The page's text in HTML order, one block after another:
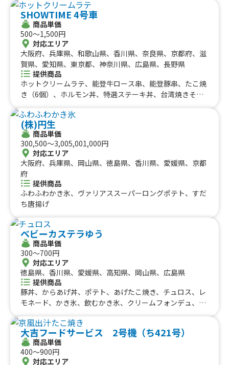
ッペ各種、フィッシュ&チップス、カツサンド、角煮丼、
上海焼きそば、出汁うどん、牛すじカレー、クレープ各
種、りんご飴、果実のしずく飴、生ビール、ミルク練乳か
き氷、唐揚げ、ロングポテト、厚焼きたまごサンド、厚焼
きチーズたまごサンド、厚焼き明太たまごサンド、すき焼
きたまごサンド
SHOWTIME 4号車
商品単価
500〜1,500円
対応エリア
大阪府、兵庫県、和歌山県、香川県、奈良県、京都府、滋
賀県、愛知県、東京都、神奈川県、広島県、長野県
提供商品
ホットクリームラテ、能登牛ロース串、能登豚串、たこ焼
き（6個）、ホルモン丼、特選ステーキ丼、台湾焼きそ
ッペ各種、フィッシュ&チップス、カツサンド、角煮丼、
上海焼きそば、出汁うどん、牛すじカレー、クレープ各
種、りんご飴、果実のしずく飴、生ビール、ミルク練乳か
き氷、唐揚げ、ロングポテト、厚焼きたまごサンド、厚焼
きチーズたまごサンド、厚焼き明太たまごサンド、すき焼
きたまごサンド
(株)円生
商品単価
300,500〜3,005,001,000円
対応エリア
大阪府、兵庫県、岡山県、徳島県、香川県、愛媛県、京都
府
提供商品
ふわふわかき氷、ヴァリアススーパーロングポテト、すだ
ち唐揚げ
ベビーカステラゆう
商品単価
300〜700円
対応エリア
徳島県、香川県、愛媛県、高知県、岡山県、広島県
提供商品
豚丼、からあげ丼、ポテト、あげたこ焼き、チュロス、レ
モネード、かき氷、飲むかき氷、クリームフォンデュ、ベ
大吉フードサービス 2号機（ち421号）
商品単価
400〜900円
対応エリア